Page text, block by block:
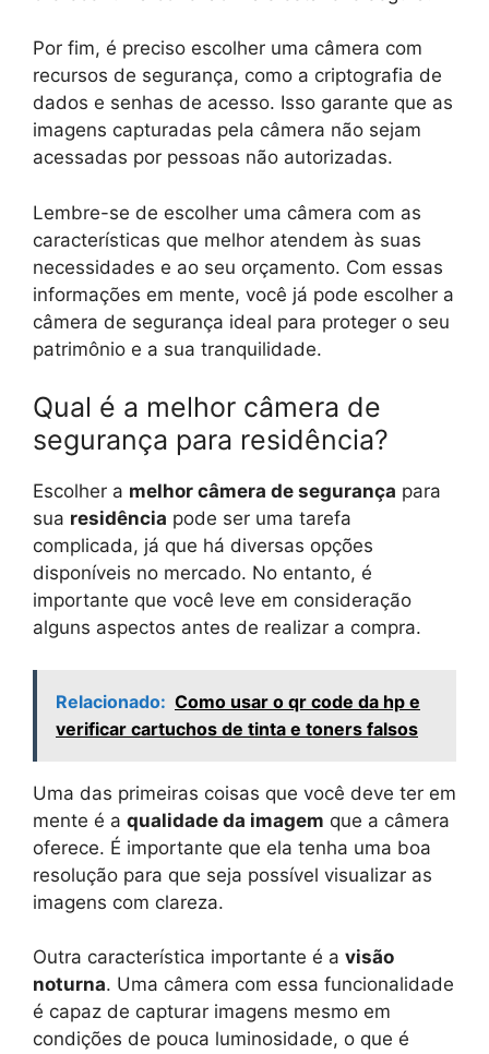
Por fim, é preciso escolher uma câmera com
recursos de segurança, como a criptografia de
dados e senhas de acesso. Isso garante que as
imagens capturadas pela câmera não sejam
acessadas por pessoas não autorizadas.
Lembre-se de escolher uma câmera com as
características que melhor atendem às suas
necessidades e ao seu orçamento. Com essas
informações em mente, você já pode escolher a
câmera de segurança ideal para proteger o seu
patrimônio e a sua tranquilidade.
Qual é a melhor câmera de
segurança para residência?
Escolher a melhor câmera de segurança para
sua residência pode ser uma tarefa
complicada, já que há diversas opções
disponíveis no mercado. No entanto, é
importante que você leve em consideração
alguns aspectos antes de realizar a compra.
Relacionado: Como usar o qr code da hp e
verificar cartuchos de tinta e toners falsos
Uma das primeiras coisas que você deve ter em
mente é a qualidade da imagem que a câmera
oferece. É importante que ela tenha uma boa
resolução para que seja possível visualizar as
imagens com clareza.
Outra característica importante é a visão
noturna. Uma câmera com essa funcionalidade
é capaz de capturar imagens mesmo em
condições de pouca luminosidade, o que é